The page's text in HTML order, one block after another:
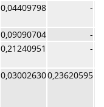
0,04409798 -
0,09090704 -
0,21240951 -
0,030026300,23620595